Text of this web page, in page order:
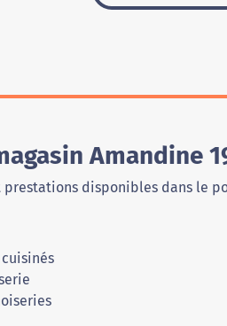
Amandine
disponibles dans le